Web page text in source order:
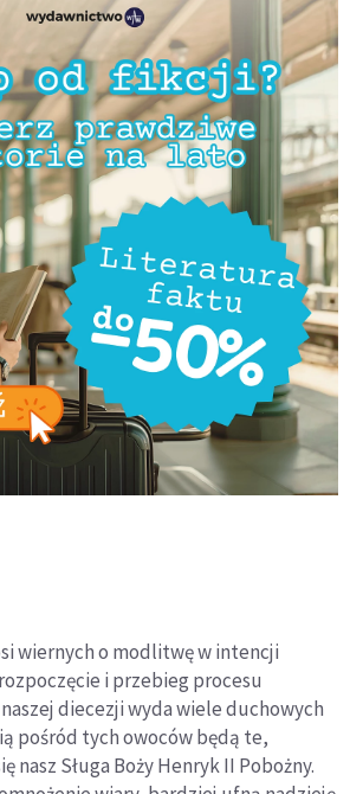
wiernych o modlitwę w intencji
i przebieg procesu
diecezji wyda wiele duchowych
pośród tych owoców będą te,
nasz Sługa Boży Henryk II Pobożny.